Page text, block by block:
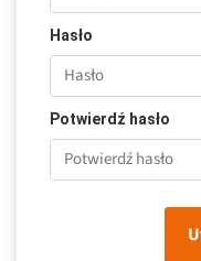
Hasło
Potwierdź hasło